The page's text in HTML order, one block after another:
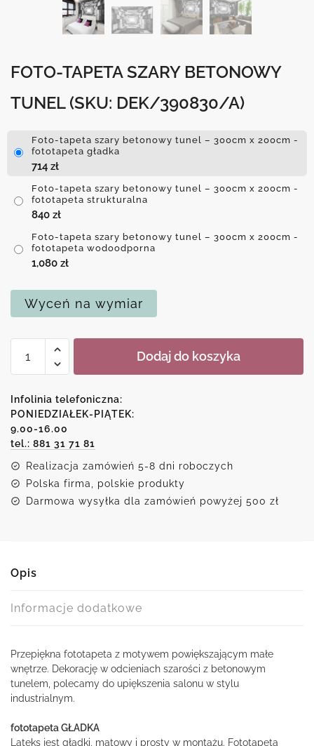
FOTO-TAPETA SZARY BETONOWY
TUNEL (SKU: DEK/390830/A)
Foto-tapeta szary betonowy tunel – 300cm x 200cm -
fototapeta gładka
714 zł
Foto-tapeta szary betonowy tunel – 300cm x 200cm -
fototapeta strukturalna
840 zł
Foto-tapeta szary betonowy tunel – 300cm x 200cm -
fototapeta wodoodporna
1,080 zł
Wyceń na wymiar
Foto-
szary
betonowy
tunel
Dodaj do koszyka
Infolinia telefoniczna:
PONIEDZIAŁEK-PIĄTEK:
9.00-16.00
tel.: 881 31 71 81
Realizacja zamówień 5-8 dni roboczych
Polska firma, polskie produkty
Darmowa wysyłka dla zamówień powyżej 500 zł
Opis
Informacje dodatkowe
Przepiękna fototapeta z motywem powiększającym małe
wnętrze. Dekorację w odcieniach szarości z betonowym
tunelem, polecamy do upiększenia salonu w stylu
industrialnym.
fototapeta GŁADKA
Lateks jest gładki, matowy i prosty w montażu. Fototapeta